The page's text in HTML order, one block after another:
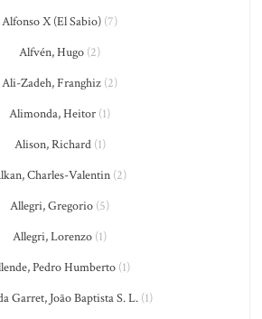
Alfonso X (El Sabio) (7)
Alfvén, Hugo (2)
Ali-Zadeh, Franghiz (2)
Alimonda, Heitor (1)
Alison, Richard(1)
Charles-Valentin (2)
Allegri, Gregorio (5)
Allegri, Lorenzo (1)
Pedro Humberto(1)
Garret, João Baptista S. L.(1)